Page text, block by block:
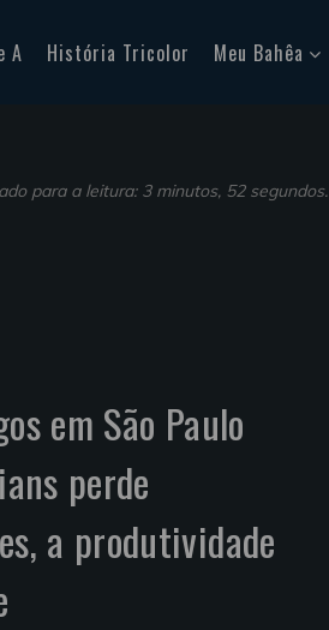
A História Tricolor Meu Bahêa
para a leitura: 3 minutos, 52 segundos.
em São Paulo
perde
a produtividade